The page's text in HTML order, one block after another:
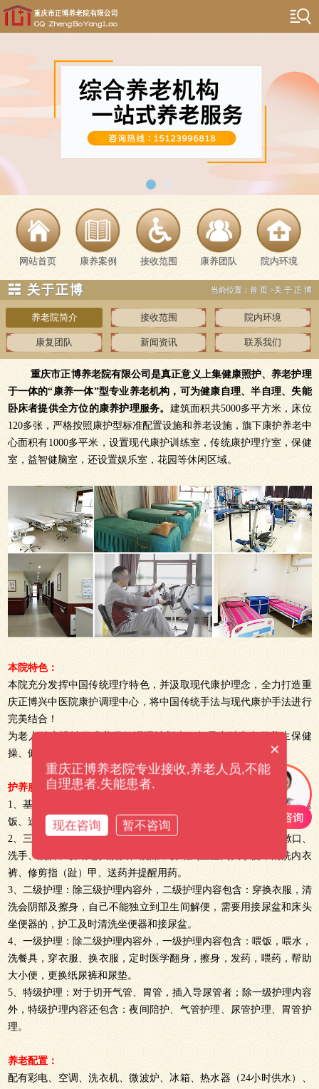
网站首页 康养案例 接收范围 康养团队 院内环境
☵ 关于正博 当前位置： 首页 >关于正博
养老院简介 接收范围 院内环境
康复团队 新闻资讯 联系我们
重庆市正博养老院有限公司是真正意义上集健康照护、养老护理
于一体的“康养一体”型专业养老机构，可为健康自理、半自理、失能
卧床者提供全方位的康养护理服务。 建筑面积共5000多平方米，床位
120多张，严格按照康护型标准配置设施和养老设施，旗下康护养老中
心面积有1000多平米，设置现代康护训练室，传统康护理疗室，保健
室，益智健脑室，还设置娱乐室，花园等休闲区域。
本院特色：
本院充分发挥中国传统理疗特色，并汲取现代康护理念，全力打造重
庆正博兴中医院康护调理中心，将中国传统手法与现代康护手法进行
完美结合！
为老人精心设计了康养保健调理计划表，每天定时定点做养生保健
操、健脑益智游戏和心理沙盘游戏。
护养服务：
1、基本护理：房间清洁、洗床单、被套、洗老人外套衣物及餐具，送
饭、送水、量血压、测脉搏、测体温、测呼吸。
2、三级护理：除基本护理内容外，三级护理内容包含：洗脸、漱口、
洗手、洗脚、协助老人洗头、洗澡，协助到卫生间大小便，清洗内衣
裤、修剪指（趾）甲、送药并提醒用药。
3、二级护理：除三级护理内容外，二级护理内容包含：穿换衣服，清
洗会阴部及擦身，自己不能独立到卫生间解便，需要用接尿盆和床头
坐便器的，护工及时清洗坐便器和接尿盆。
4、一级护理：除二级护理内容外，一级护理内容包含：喂饭，喂水，
洗餐具，穿衣服、换衣服，定时医学翻身，擦身，发药，喂药，帮助
大小便，更换纸尿裤和尿垫。
5、特级护理：对于切开气管、胃管，插入导尿管者；除一级护理内容
外，特级护理内容还包含：夜间陪护、气管护理、尿管护理、胃管护
理。
养老配置：
配有彩电、空调、洗衣机、微波炉、冰箱、热水器（24小时供水）、
×
重庆正博养老院专业接收,养老人员,不能
自理患者.失能患者.
现在咨询 暂不咨询